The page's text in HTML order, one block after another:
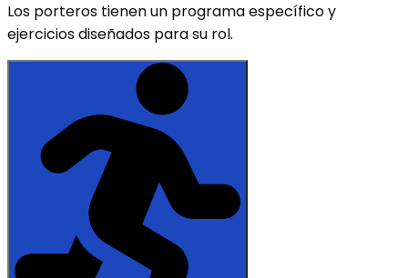
Los porteros tienen un programa específico y
ejercicios diseñados para su rol.